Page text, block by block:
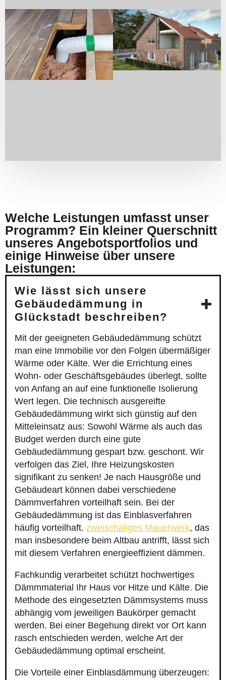
Welche Leistungen umfasst unser
Programm? Ein kleiner Querschnitt
unseres Angebotsportfolios und
einige Hinweise über unsere
Leistungen:
Wie lässt sich unsere
Gebäudedämmung in
Glückstadt beschreiben?
Mit der geeigneten Gebäudedämmung schützt
man eine Immobilie vor den Folgen übermäßiger
Wärme oder Kälte. Wer die Errichtung eines
Wohn- oder Geschäftsgebäudes überlegt, sollte
von Anfang an auf eine funktionelle Isolierung
Wert legen. Die technisch ausgereifte
Gebäudedämmung wirkt sich günstig auf den
Mitteleinsatz aus: Sowohl Wärme als auch das
Budget werden durch eine gute
Gebäudedämmung gespart bzw. geschont. Wir
verfolgen das Ziel, Ihre Heizungskosten
signifikant zu senken! Je nach Hausgröße und
Gebäudeart können dabei verschiedene
Dämmverfahren vorteilhaft sein. Bei der
Gebäudedämmung ist das Einblasverfahren
häufig vorteilhaft. zweischaliges Mauerwerk, das
man insbesondere beim Altbau antrifft, lässt sich
mit diesem Verfahren energieeffizient dämmen.
Fachkundig verarbeitet schützt hochwertiges
Dämmmaterial Ihr Haus vor Hitze und Kälte. Die
Methode des eingesetzten Dämmsystems muss
abhängig vom jeweiligen Baukörper gemacht
werden. Bei einer Begehung direkt vor Ort kann
rasch entschieden werden, welche Art der
Gebäudedämmung optimal erscheint.
Die Vorteile einer Einblasdämmung überzeugen: